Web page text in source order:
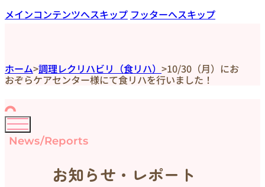
メインコンテンツへスキップ フッターへスキップ
ホーム>調理レクリハビリ（食リハ） >10/30（月）にお
おぞらケアセンター様にて食リハを行いました！
News/Reports
お知らせ・レポート